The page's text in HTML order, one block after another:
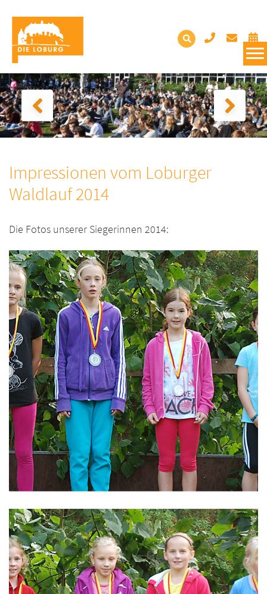
Impressionen vom Loburger
Waldlauf 2014
Die Fotos unserer Siegerinnen 2014: